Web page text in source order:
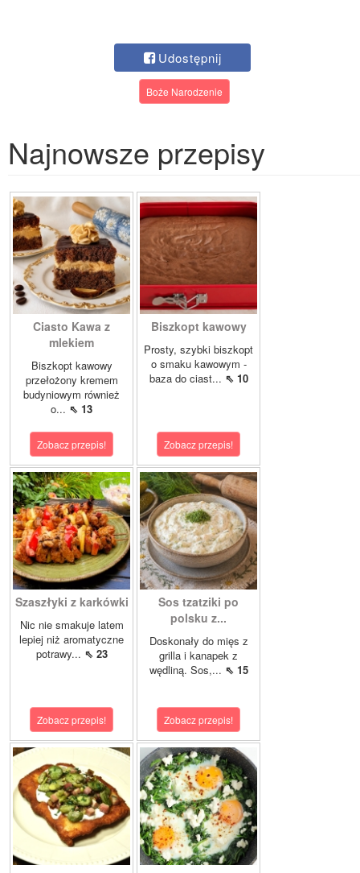
Udostępnij
Boże Narodzenie
Najnowsze przepisy
Ciasto Kawa z
mlekiem
Biszkopt kawowy
przełożony kremem
budyniowym również
o... ⇖ 13
Zobacz przepis!
Biszkopt kawowy
Prosty, szybki biszkopt
o smaku kawowym -
baza do ciast... ⇖ 10
Zobacz przepis!
Szaszłyki z karkówki
Nic nie smakuje latem
lepiej niż aromatyczne
potrawy... ⇖ 23
Zobacz przepis!
Sos tzatziki po
polsku z...
Doskonały do mięs z
grilla i kanapek z
wędliną. Sos,... ⇖ 15
Zobacz przepis!